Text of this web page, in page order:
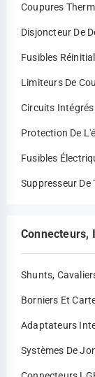
Coupures
Disjoncteur De
Fusibles
Limiteurs De
Circuits Intégrés
Protection De
Fusibles
Suppresseur De
Connecteurs,
Shunts,
Borniers Et
Adaptateurs
Systèmes De